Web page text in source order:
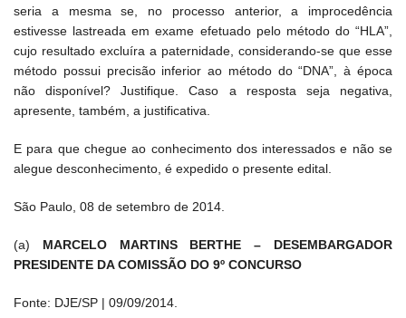
seria a mesma se, no processo anterior, a improcedência
estivesse lastreada em exame efetuado pelo método do “HLA”,
cujo resultado excluíra a paternidade, considerando-se que esse
método possui precisão inferior ao método do “DNA”, à época
não disponível? Justifique. Caso a resposta seja negativa,
apresente, também, a justificativa.
E para que chegue ao conhecimento dos interessados e não se
alegue desconhecimento, é expedido o presente edital.
São Paulo, 08 de setembro de 2014.
(a) MARCELO MARTINS BERTHE – DESEMBARGADOR
PRESIDENTE DA COMISSÃO DO 9º CONCURSO
Fonte: DJE/SP | 09/09/2014.